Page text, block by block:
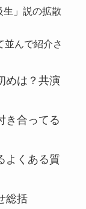
」説の拡散
んで紹介さ
めは？共演
き合ってる
よくある質
総括